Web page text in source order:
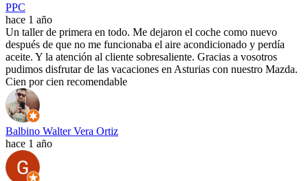
PPC
hace 1 año
Un taller de primera en todo. Me dejaron el coche como nuevo
después de que no me funcionaba el aire acondicionado y perdía
aceite. Y la atención al cliente sobresaliente. Gracias a vosotros
pudimos disfrutar de las vacaciones en Asturias con nuestro Mazda.
Cien por cien recomendable
Balbino Walter Vera Ortiz
hace 1 año